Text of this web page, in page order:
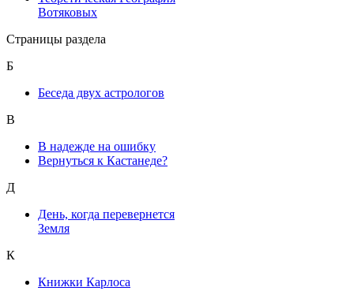
Вотяковых
Страницы раздела
Б
Беседа двух астрологов
В
В надежде на ошибку
Вернуться к Кастанеде?
Д
День, когда перевернется
Земля
К
Книжки Карлоса